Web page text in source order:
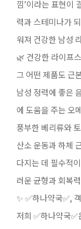
낌’이라는 표현이
력과 스테미나가
워져 건강한 남성
🌿 건강한 라이프
그 어떤 제품도 근
남성 정력에 좋은
에 도움을 주는 오
풍부한 베리류와
산소 운동과 하체
다지는 데 필수적
러운 균형과 회복
✨ ✅하나약국✅,
저희 ✅하나약국